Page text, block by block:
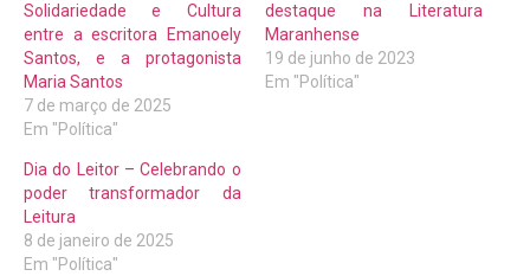
Solidariedade e Cultura
entre a escritora Emanoely
Santos, e a protagonista
Maria Santos
7 de março de 2025
Em "Política"
destaque na Literatura
Maranhense
19 de junho de 2023
Em "Política"
Dia do Leitor – Celebrando o
poder transformador da
Leitura
8 de janeiro de 2025
Em "Política"